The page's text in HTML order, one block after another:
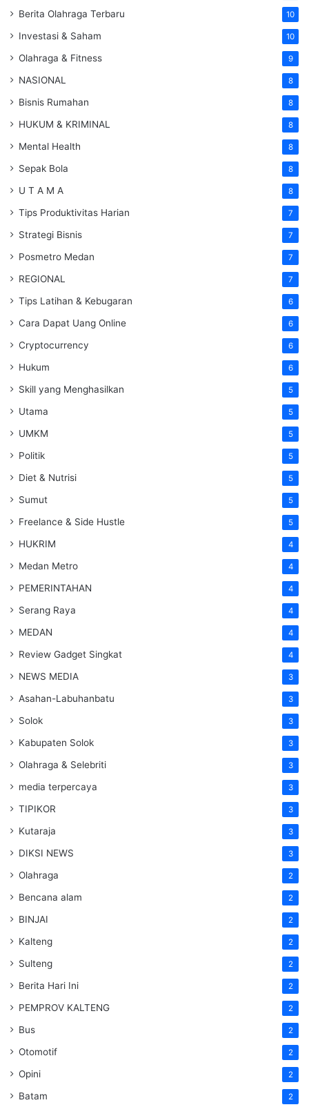
Berita Olahraga Terbaru 10
Investasi & Saham 10
Olahraga & Fitness 9
NASIONAL 8
Bisnis Rumahan 8
HUKUM & KRIMINAL 8
Mental Health 8
Sepak Bola 8
U T A M A 8
Tips Produktivitas Harian 7
Strategi Bisnis 7
Posmetro Medan 7
REGIONAL 7
Tips Latihan & Kebugaran 6
Cara Dapat Uang Online 6
Cryptocurrency 6
Hukum 6
Skill yang Menghasilkan 5
Utama 5
UMKM 5
Politik 5
Diet & Nutrisi 5
Sumut 5
Freelance & Side Hustle 5
HUKRIM 4
Medan Metro 4
PEMERINTAHAN 4
Serang Raya 4
MEDAN 4
Review Gadget Singkat 4
NEWS MEDIA 3
Asahan-Labuhanbatu 3
Solok 3
Kabupaten Solok 3
Olahraga & Selebriti 3
media terpercaya 3
TIPIKOR 3
Kutaraja 3
DIKSI NEWS 3
Olahraga 2
Bencana alam 2
BINJAI 2
Kalteng 2
Sulteng 2
Berita Hari Ini 2
PEMPROV KALTENG 2
Bus 2
Otomotif 2
Opini 2
Batam 2